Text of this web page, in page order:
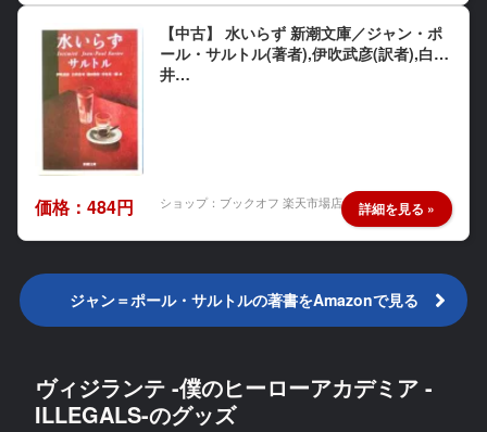
【中古】 水いらず 新潮文庫／ジャン・ポ
ール・サルトル(著者),伊吹武彦(訳者),白
井…
価格：484円 ショップ：ブックオフ 楽天市場店
ジャン＝ポール・サルトルの著書をAmazonで見る
ヴィジランテ -僕のヒーローアカデミア -
ILLEGALS-のグッズ